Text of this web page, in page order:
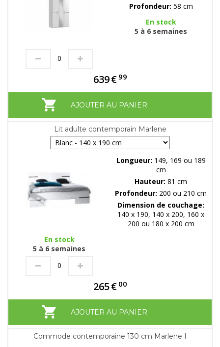
Profondeur: 58 cm
En stock
5 à 6 semaines
639€ 99
AJOUTER AU PANIER
Lit adulte contemporain Marlene
Longueur: 149, 169 ou 189
cm
Hauteur: 81 cm
Profondeur: 200 ou 210 cm
Dimension de couchage:
140 x 190, 140 x 200, 160 x
200 ou 180 x 200 cm
En stock
5 à 6 semaines
265€ 00
AJOUTER AU PANIER
Commode contemporaine 130 cm Marlene I